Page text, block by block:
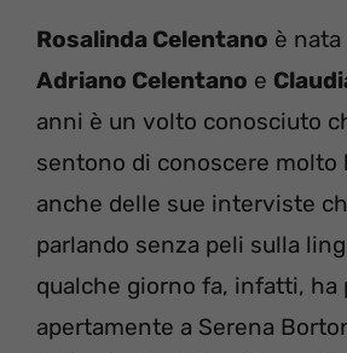
Rosalinda Celentano è nata
Adriano Celentano e
anni è un volto conosciuto
sentono di conoscere molto
anche delle sue interviste
parlando senza peli sulla
qualche giorno fa, infatti, ha
apertamente a Serena